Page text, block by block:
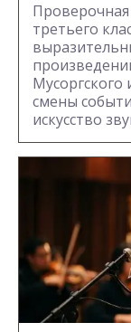
третьего
смены
искусство